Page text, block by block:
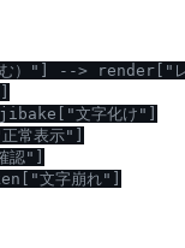
む）"] --> render["
文字化け"]
常表示"]
"]
文字崩れ"]